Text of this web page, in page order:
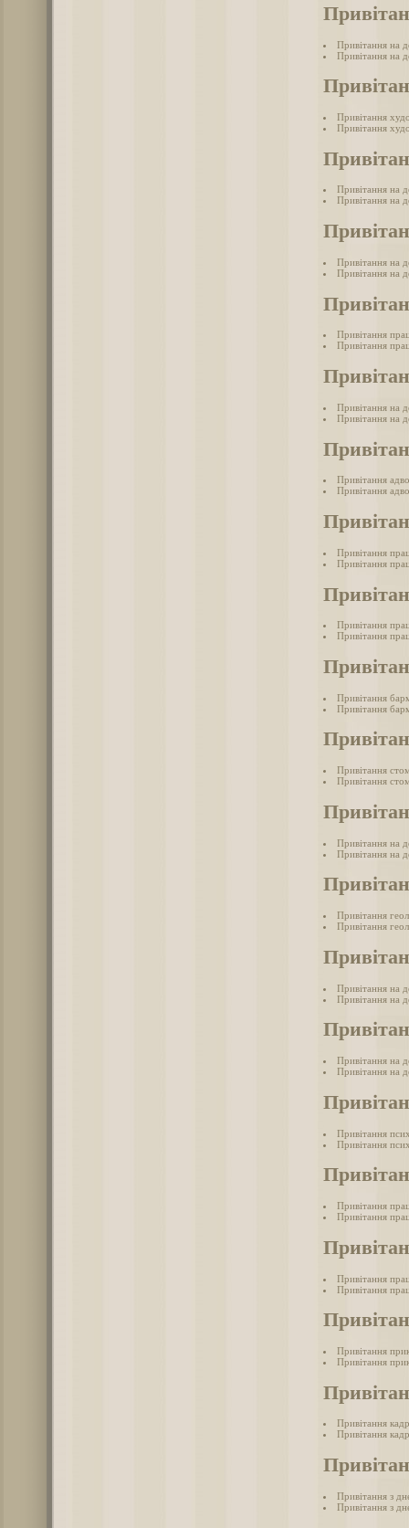
Привітання на
Привітання на
Привітання
Привітання
Привітання на
Привітання на
Привітання на
Привітання на
Привітання
Привітання
Привітання на
Привітання на
Привітання
Привітання
Привітання
Привітання
Привітання
Привітання
Привітання
Привітання
Привітання
Привітання
Привітання на
Привітання на
Привітання
Привітання
Привітання на
Привітання на
Привітання на
Привітання на
Привітання
Привітання
Привітання
Привітання
Привітання
Привітання
Привітання
Привітання
Привітання
Привітання
Привітання з
Привітання з